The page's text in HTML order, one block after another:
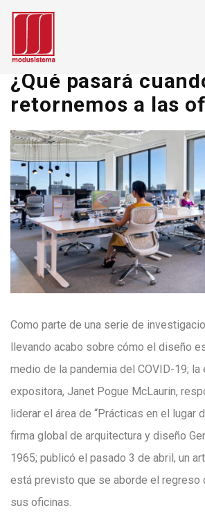
¿Qué pasará
retornemos a las
Como parte de una serie de
llevando acabo sobre cómo el diseño
medio de la pandemia del COVID-19; la
expositora, Janet Pogue McLaurin,
liderar el área de “Prácticas en el lugar
firma global de arquitectura y diseño
1965; publicó el pasado 3 de abril, un
está previsto que se aborde el regreso
sus oficinas.